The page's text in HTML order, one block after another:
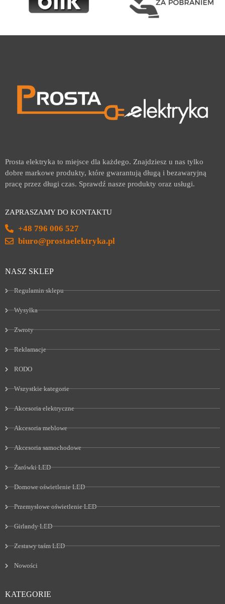
Prosta elektryka to miejsce dla każdego. Znajdziesz u nas tylko
dobre markowe produkty, które gwarantują długą i bezawaryjną
pracę przez długi czas. Sprawdź nasze produkty oraz usługi.
ZAPRASZAMY DO KONTAKTU
+48 796 006 527
biuro@prostaelektryka.pl
NASZ SKLEP
Regulamin sklepu
Wysyłka
Zwroty
Reklamacje
RODO
Wszystkie kategorie
Akcesoria elektryczne
Akcesoria meblowe
Akcesoria samochodowe
Żarówki LED
Domowe oświetlenie LED
Przemysłowe oświetlenie LED
Girlandy LED
Zestawy taśm LED
Nowości
KATEGORIE